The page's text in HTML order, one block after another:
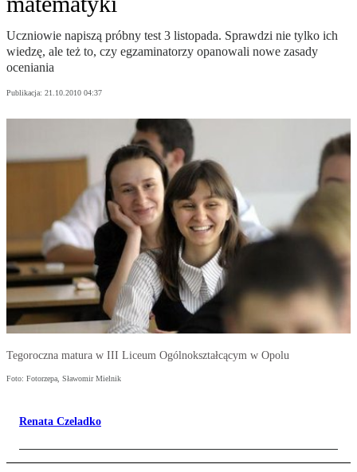
Uczniowie napiszą próbny test 3 listopada. Sprawdzi nie tylko ich
wiedzę, ale też to, czy egzaminatorzy opanowali nowe zasady
oceniania
Publikacja: 21.10.2010 04:37
Tegoroczna matura w III Liceum Ogólnokształcącym w Opolu
Foto: Fotorzepa, Sławomir Mielnik
Renata Czeladko